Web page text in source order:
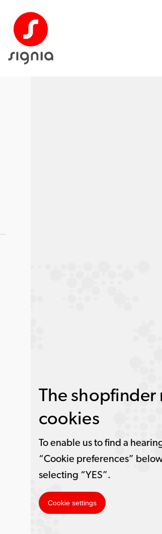
The
cookies
To enable us to find a
“Cookie preferences”
selecting “YES”.
Cookie settings